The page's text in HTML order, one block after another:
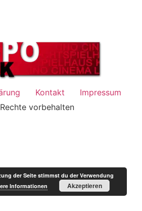
Kontakt
Impressum
vorbehalten
der Seite stimmst du der Verwendung
Informationen Akzeptieren